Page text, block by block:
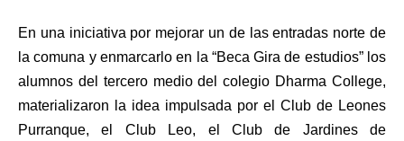
En una iniciativa por mejorar un de las entradas norte de
la comuna y enmarcarlo en la “Beca Gira de estudios” los
alumnos del tercero medio del colegio Dharma College,
materializaron la idea impulsada por el Club de Leones
Purranque, el Club Leo, el Club de Jardines de